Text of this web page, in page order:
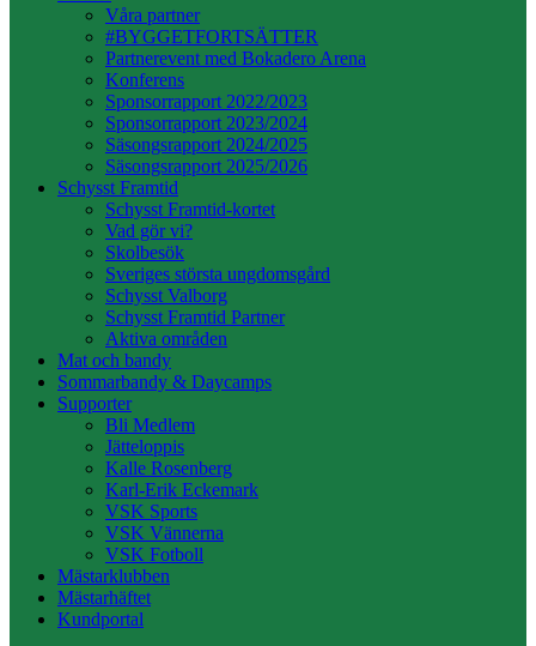
Våra partner
#BYGGETFORTSÄTTER
Partnerevent med Bokadero Arena
Konferens
Sponsorrapport 2022/2023
Sponsorrapport 2023/2024
Säsongsrapport 2024/2025
Säsongsrapport 2025/2026
Schysst Framtid
Schysst Framtid-kortet
Vad gör vi?
Skolbesök
Sveriges största ungdomsgård
Schysst Valborg
Schysst Framtid Partner
Aktiva områden
Mat och bandy
Sommarbandy & Daycamps
Supporter
Bli Medlem
Jätteloppis
Kalle Rosenberg
Karl-Erik Eckemark
VSK Sports
VSK Vännerna
VSK Fotboll
Mästarklubben
Mästarhäftet
Kundportal